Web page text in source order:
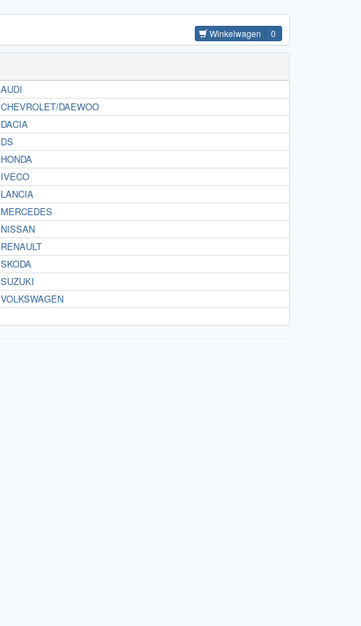
Winkelwagen 0
AUDI
CHEVROLET/DAEWOO
DACIA
DS
HONDA
IVECO
LANCIA
MERCEDES
NISSAN
RENAULT
SKODA
SUZUKI
VOLKSWAGEN